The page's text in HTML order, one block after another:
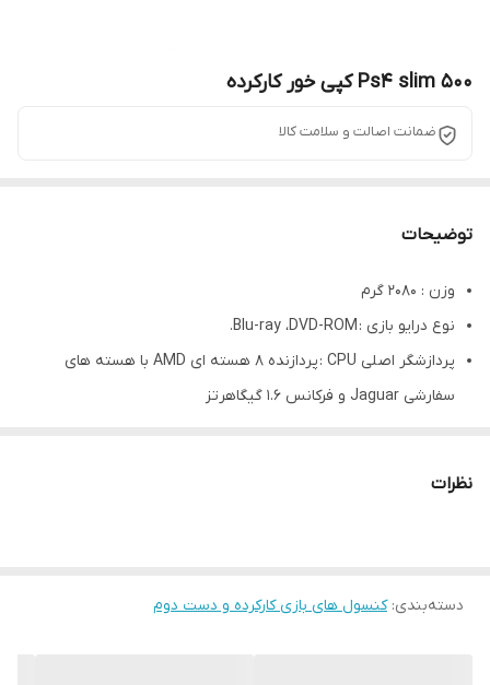
Ps4 slim 500 کپی خور کارکرده
ضمانت اصالت و سلامت کالا
توضیحات
وزن : 2080 گرم
نوع درایو بازی : Blu-ray ،DVD-ROM.
پردازشگر اصلی CPU : پردازنده 8 هسته ای AMD‌ با‌ هسته های
سفارشی Jaguar و فرکانس 1.6 گیگاهرتز
نظرات
دسته‌بندی:کنسول های بازی کارکرده و دست دوم